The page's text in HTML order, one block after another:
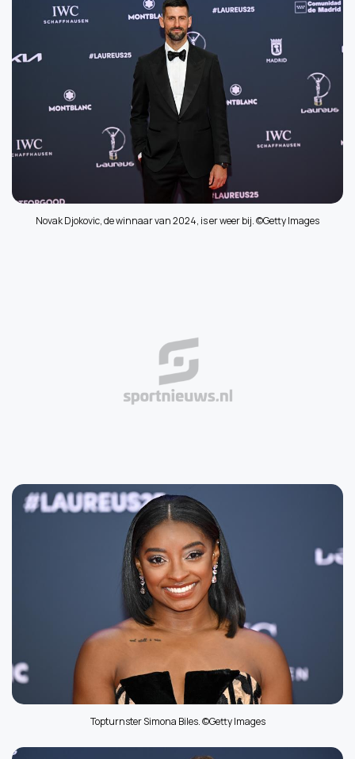
Novak Djokovic, de winnaar van 2024, is er weer bij. ©Getty Images
Topturnster Simona Biles. ©Getty Images